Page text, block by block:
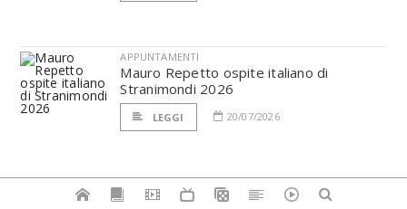
APPUNTAMENTI
Mauro Repetto ospite italiano di
Stranimondi 2026
LEGGI 20/07/2026
GALLERIE FOTOGRAFICHE